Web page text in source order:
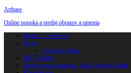
Artbase
Online ponuka a predaj obrazov a umenia
Toggle
navigation
Umelci / Umelkyne
O nás
Spokojní klienti
DOT. Gallery
Online ponuka umenia / kúpiť umelecké diela